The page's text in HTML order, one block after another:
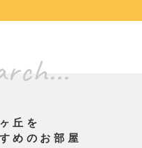
丘を
めのお部屋